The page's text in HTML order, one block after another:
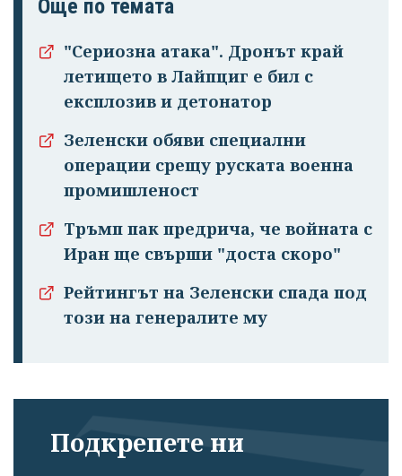
Още по темата
"Сериозна атака". Дронът край
летището в Лайпциг е бил с
експлозив и детонатор
Зеленски обяви специални
операции срещу руската военна
промишленост
Тръмп пак предрича, че войната с
Иран ще свърши "доста скоро"
Рейтингът на Зеленски спада под
този на генералите му
Подкрепете ни